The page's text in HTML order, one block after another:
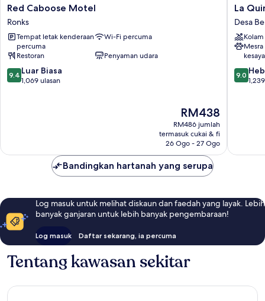
Red
Caboose
Motel
Ronks
Red Caboose Motel
Ronks
Tempat letak kenderaan
percuma
Wi-Fi percuma
Restoran
Penyaman udara
9.4
daripada
9.4 Luar Biasa
1,069 ulasan
Harga
ialah
RM438
RM438
RM486 jumlah
termasuk cukai & fi
26 Ogo - 27 Ogo
La
Quinta
Inn
&
Suites
La
Desa
9.0
9.0
Bandingkan hartanah yang serupa
Log masuk untuk melihat diskaun dan faedah yang layak. Lebih
banyak ganjaran untuk lebih banyak pengembaraan!
Log masuk Daftar sekarang, ia percuma
Tentang kawasan sekitar